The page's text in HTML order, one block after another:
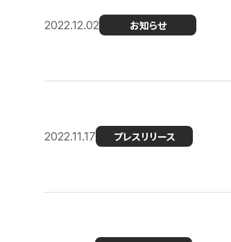
2022.12.02 お知らせ
2022.11.17 プレスリリース